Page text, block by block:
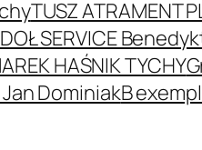
TUSZ ATRAMENT
SERVICE
HAŚNIK TYCHY
DominiakB